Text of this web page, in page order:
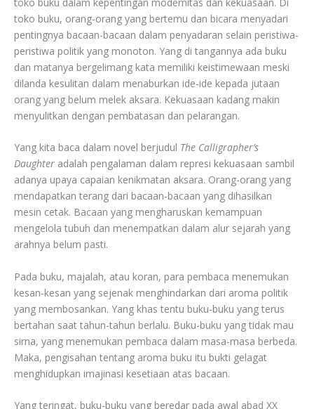
toko buku, orang-orang yang bertemu dan bicara menyadari
pentingnya bacaan-bacaan dalam penyadaran selain peristiwa-
peristiwa politik yang monoton. Yang di tangannya ada buku
dan matanya bergelimang kata memiliki keistimewaan meski
dilanda kesulitan dalam menaburkan ide-ide kepada jutaan
orang yang belum melek aksara. Kekuasaan kadang makin
menyulitkan dengan pembatasan dan pelarangan.
Yang kita baca dalam novel berjudul The Calligrapher’s
Daughter adalah pengalaman dalam represi kekuasaan sambil
adanya upaya capaian kenikmatan aksara. Orang-orang yang
mendapatkan terang dari bacaan-bacaan yang dihasilkan
mesin cetak. Bacaan yang mengharuskan kemampuan
mengelola tubuh dan menempatkan dalam alur sejarah yang
arahnya belum pasti.
Pada buku, majalah, atau koran, para pembaca menemukan
kesan-kesan yang sejenak menghindarkan dari aroma politik
yang membosankan. Yang khas tentu buku-buku yang terus
bertahan saat tahun-tahun berlalu. Buku-buku yang tidak mau
sirna, yang menemukan pembaca dalam masa-masa berbeda.
Maka, pengisahan tentang aroma buku itu bukti gelagat
menghidupkan imajinasi kesetiaan atas bacaan.
Yang teringat, buku-buku yang beredar pada awal abad XX